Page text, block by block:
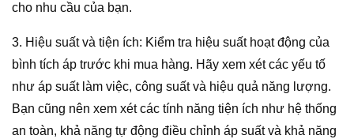
cho nhu cầu của bạn.
3. Hiệu suất và tiện ích: Kiểm tra hiệu suất hoạt động của
bình tích áp trước khi mua hàng. Hãy xem xét các yếu tố
như áp suất làm việc, công suất và hiệu quả năng lượng.
Bạn cũng nên xem xét các tính năng tiện ích như hệ thống
an toàn, khả năng tự động điều chỉnh áp suất và khả năng